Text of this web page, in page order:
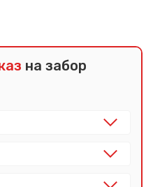
на забор